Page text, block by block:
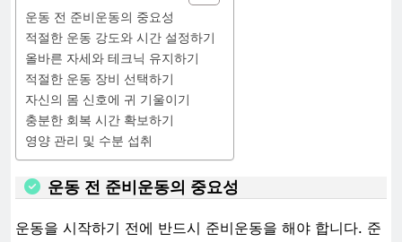
운동 전 준비운동의 중요성
적절한 운동 강도와 시간 설정하기
올바른 자세와 테크닉 유지하기
적절한 운동 장비 선택하기
자신의 몸 신호에 귀 기울이기
충분한 회복 시간 확보하기
영양 관리 및 수분 섭취
운동 전 준비운동의 중요성
운동을 시작하기 전에 반드시 준비운동을 해야 합니다. 준